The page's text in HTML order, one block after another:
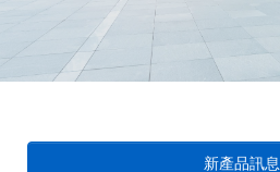
最新消息
產品資訊
新產品訊息